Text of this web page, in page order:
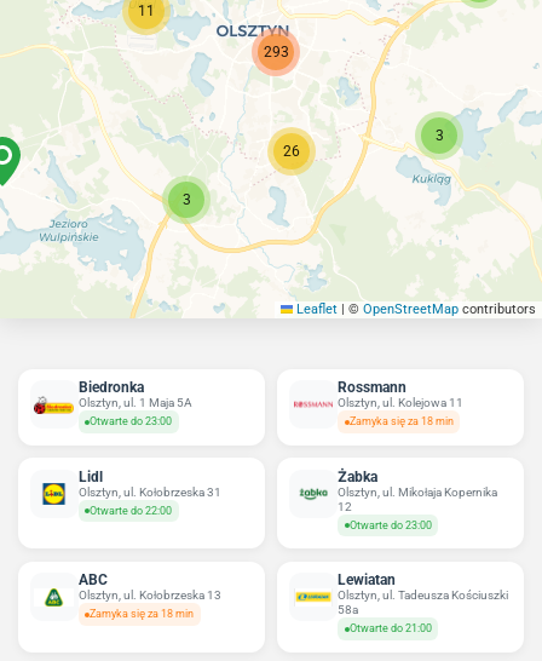
11
26
3
3
293
Leaflet | © OpenStreetMap contributors
Biedronka
Olsztyn, ul. 1 Maja 5A
Otwarte do 23:00
Rossmann
Olsztyn, ul. Kolejowa 11
Zamyka się za 18 min
Lidl
Olsztyn, ul. Kołobrzeska 31
Otwarte do 22:00
Żabka
Olsztyn, ul. Mikołaja Kopernika
12
Otwarte do 23:00
ABC
Olsztyn, ul. Kołobrzeska 13
Zamyka się za 18 min
Lewiatan
Olsztyn, ul. Tadeusza Kościuszki
58a
Otwarte do 21:00